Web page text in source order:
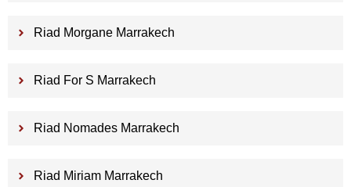
Riad Morgane Marrakech
Riad For S Marrakech
Riad Nomades Marrakech
Riad Miriam Marrakech